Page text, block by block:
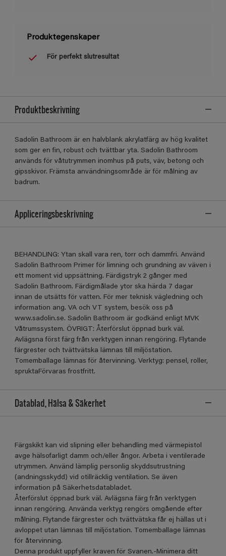
Produktegenskaper
För perfekt slutresultat
Produktbeskrivning
Sadolin Bathroom är en halvblank akrylatfärg av hög kvalitet
som ger en ﬁn, robust och tvättbar yta. Sadolin Bathroom
används för våtutrymmen inomhus på puts, väv, betong och
gipsskivor. Främsta användningsområde är för målning av
badrum.
Appliceringsbeskrivning
BEHANDLING: Ytan skall vara ren, torr och dammfri. Använd
Sadolin Bathroom Primer för limning och grundning av väven i
ett moment vid uppsättning. Färdigstryk 2 gånger med
Sadolin Bathroom. Färdigmålade ytor ska härda 7 dagar
innan de utsätts för vatten. För mer teknisk vägledning och
information ang. VA och VT system, besök oss på
www.sadolin.se. Sadolin Bathroom är godkänd enligt MVK
Våtrumssystem. ÖVRIGT: Återförslut öppnad burk väl.
Avlägsna först färg från verktygen innan rengöring. Flytande
färgrester och tvättvätska lämnas till miljöstation.
Tomemballage lämnas för återvinning. Verktyg: pensel, roller,
spruktaFörvaras frostfritt.
Datablad, Hälsa & Säkerhet
Färgskikt kan vid slipning eller behandling med värmepistol
avge hälsofarligt damm och/eller ångor. Arbeta i ventilerade
utrymmen. Använd lämplig personlig skyddsutrustning
(andningsskydd) vid otillräcklig ventilation. Se även
information på Säkerhetsdatabladet.
Återförslut öppnad burk väl. Avlägsna färg från verktygen
innan rengöring. Använda verktyg rengörs omgående efter
målning. Flytande färgrester och tvättvätska får ej hällas ut i
avloppet utan lämnas till miljöstation. Tomemballage lämnas
för återvinning.
Denna produkt uppfyller kraven för Svanen.-Minimera ditt